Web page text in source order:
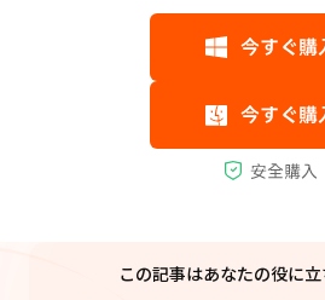
この記事はあなたの役に